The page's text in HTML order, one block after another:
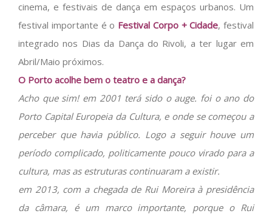
cinema, e festivais de dança em espaços urbanos. Um
festival importante é o Festival Corpo + Cidade, festival
integrado nos Dias da Dança do Rivoli, a ter lugar em
Abril/Maio próximos.
O Porto acolhe bem o teatro e a dança?
Acho que sim! em 2001 terá sido o auge. foi o ano do
Porto Capital Europeia da Cultura, e onde se começou a
perceber que havia público. Logo a seguir houve um
período complicado, politicamente pouco virado para a
cultura, mas as estruturas continuaram a existir.
em 2013, com a chegada de Rui Moreira à presidência
da câmara, é um marco importante, porque o Rui